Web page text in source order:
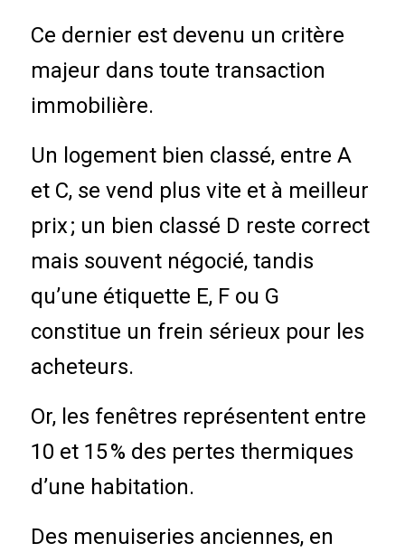
Ce dernier est devenu un critère
majeur dans toute transaction
immobilière.
Un logement bien classé, entre A
et C, se vend plus vite et à meilleur
prix ; un bien classé D reste correct
mais souvent négocié, tandis
qu’une étiquette E, F ou G
constitue un frein sérieux pour les
acheteurs.
Or, les fenêtres représentent entre
10 et 15 % des pertes thermiques
d’une habitation.
Des menuiseries anciennes, en